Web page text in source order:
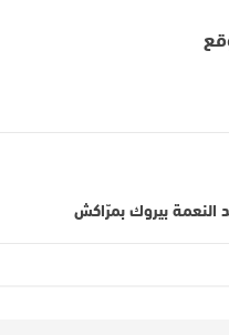
النعمة بيروك بمرّاكش